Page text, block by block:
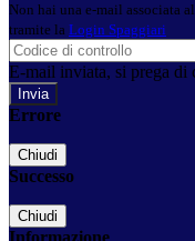
Non hai una e-mail associata
tramite la Login Spaggiari
E-mail inviata, si prega di
Errore
Chiudi
Successo
Chiudi